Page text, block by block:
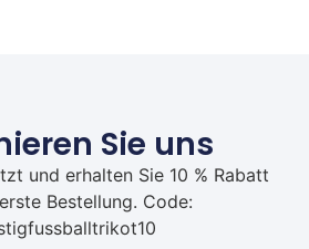
Sie uns
und erhalten Sie 10 % Rabatt
Bestellung. Code: